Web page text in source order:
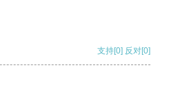
支持[0] 反对[0]